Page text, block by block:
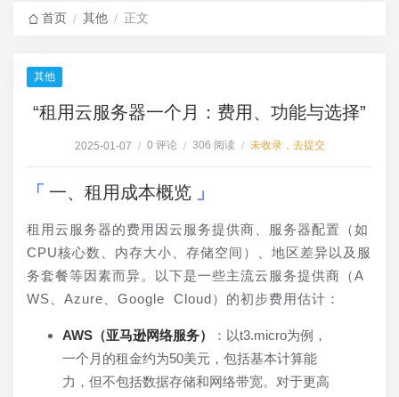
首页 / 其他 / 正文
其他
“租用云服务器一个月：费用、功能与选择”
2025-01-07 / 0 评论 / 306 阅读 / 未收录，去提交
一、租用成本概览
租用云服务器的费用因云服务提供商、服务器配置（如
CPU核心数、内存大小、存储空间）、地区差异以及服
务套餐等因素而异。以下是一些主流云服务提供商（A
WS、Azure、Google Cloud）的初步费用估计：
AWS（亚马逊网络服务）
：以t3.micro为例，
一个月的租金约为50美元，包括基本计算能
力，但不包括数据存储和网络带宽。对于更高